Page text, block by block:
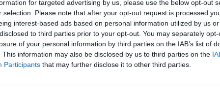
for targeted advertising by us, please use the below opt-out
selection. Please note that after your opt-out request is processed
interest-based ads based on personal information utilized by us
to third parties prior to your opt-out. You may separately
of your personal information by third parties on the IAB’s list of
This information may also be disclosed by us to third parties on the
Participants that may further disclose it to other third parties.
ügyében. A felperesek, köztük több mint 600 ezer
és mintegy 2000 vállalkozás, akár 47
a világ legnagyobb bányavállalatától. A per
környezeti katasztrófájával kapcsolatos,
hatalmas környezeti károkat okozott. Hasonló
után ingyenes. Jelentkezés és regisztráció itt.